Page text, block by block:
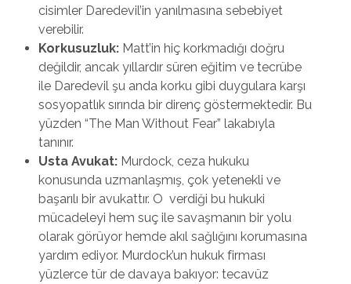
cisimler Daredevil’in yanılmasına sebebiyet
verebilir.
Korkusuzluk:Matt’in hiç korkmadığı doğru
değildir, ancak yıllardır süren eğitim ve tecrübe
ile Daredevil şu anda korku gibi duygulara karşı
sosyopatlık sırında bir direnç göstermektedir. Bu
yüzden “The Man Without Fear” lakabıyla
tanınır.
Usta Avukat: Murdock, ceza hukuku
konusunda uzmanlaşmış, çok yetenekli ve
başarılı bir avukattır. O verdiği bu hukuki
mücadeleyi hem suç ile savaşmanın bir yolu
olarak görüyor hemde akıl sağlığını korumasına
yardım ediyor. Murdock’un hukuk firması
yüzlerce tür de davaya bakıyor: tecavüz